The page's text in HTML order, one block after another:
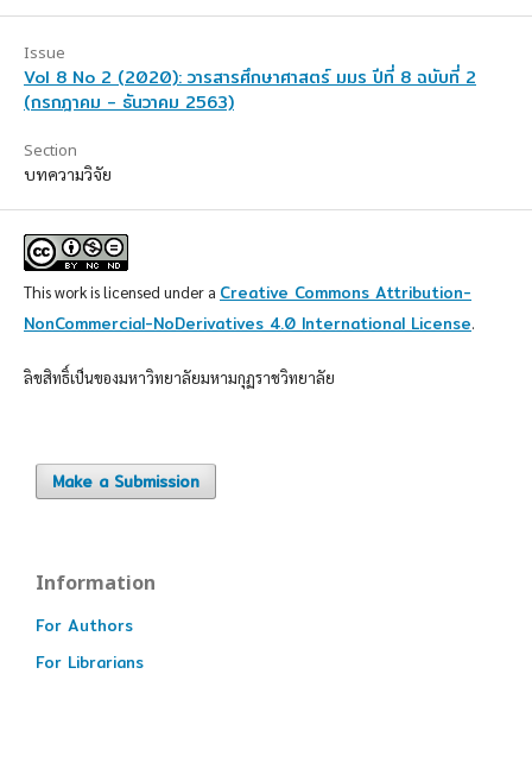
Issue
Vol 8 No 2 (2020): วารสารศึกษาศาสตร์ มมร ปีที่ 8 ฉบับที่ 2
(กรกฎาคม - ธันวาคม 2563)
Section
บทความวิจัย
This work is licensed under a Creative Commons Attribution-
NonCommercial-NoDerivatives 4.0 International License.
ลิขสิทธิ์เป็นของมหาวิทยาลัยมหามกุฏราชวิทยาลัย
Make a Submission
Information
For Authors
For Librarians